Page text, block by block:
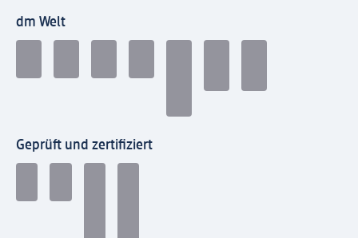
dm Welt
Geprüft und zertifiziert